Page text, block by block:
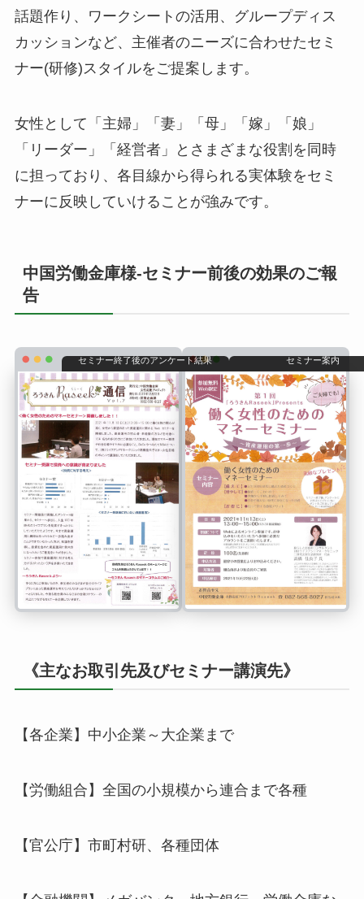
話題作り、ワークシートの活用、グループディス
カッションなど、主催者のニーズに合わせたセミ
ナー(研修)スタイルをご提案します。
女性として「主婦」「妻」「母」「嫁」「娘」
「リーダー」「経営者」とさまざまな役割を同時
に担っており、各目線から得られる実体験をセミ
ナーに反映していけることが強みです。
中国労働金庫様-セミナー前後の効果のご報
告
セミナー終了後のアンケート結果 セミナー案内
《主なお取引先及びセミナー講演先》
【各企業】中小企業～大企業まで
【労働組合】全国の小規模から連合まで各種
【官公庁】市町村研、各種団体